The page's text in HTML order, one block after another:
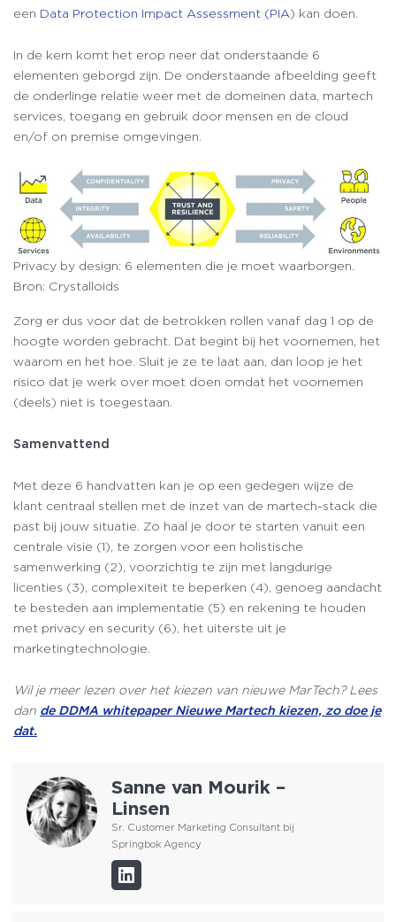
een Data Protection Impact Assessment (PIA) kan doen.
In de kern komt het erop neer dat onderstaande 6
elementen geborgd zijn. De onderstaande afbeelding geeft
de onderlinge relatie weer met de domeinen data, martech
services, toegang en gebruik door mensen en de cloud
en/of on premise omgevingen.
Privacy by design: 6 elementen die je moet waarborgen.
Bron: Crystalloids
Zorg er dus voor dat de betrokken rollen vanaf dag 1 op de
hoogte worden gebracht. Dat begint bij het voornemen, het
waarom en het hoe. Sluit je ze te laat aan, dan loop je het
risico dat je werk over moet doen omdat het voornemen
(deels) niet is toegestaan.
Samenvattend
Met deze 6 handvatten kan je op een gedegen wijze de
klant centraal stellen met de inzet van de martech-stack die
past bij jouw situatie. Zo haal je door te starten vanuit een
centrale visie (1), te zorgen voor een holistische
samenwerking (2), voorzichtig te zijn met langdurige
licenties (3), complexiteit te beperken (4), genoeg aandacht
te besteden aan implementatie (5) en rekening te houden
met privacy en security (6), het uiterste uit je
marketingtechnologie.
Wil je meer lezen over het kiezen van nieuwe MarTech? Lees
dan de DDMA whitepaper Nieuwe Martech kiezen, zo doe je
dat.
Sanne van Mourik –
Linsen
Sr. Customer Marketing Consultant bij
Springbok Agency